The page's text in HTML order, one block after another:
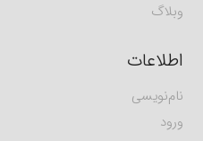
وبلاگ
اطلاعات
نام‌نویسی
ورود